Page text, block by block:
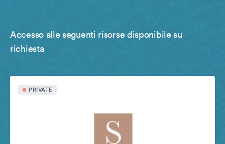
Accesso alle seguenti risorse disponibile su
richiesta
PRIVATE